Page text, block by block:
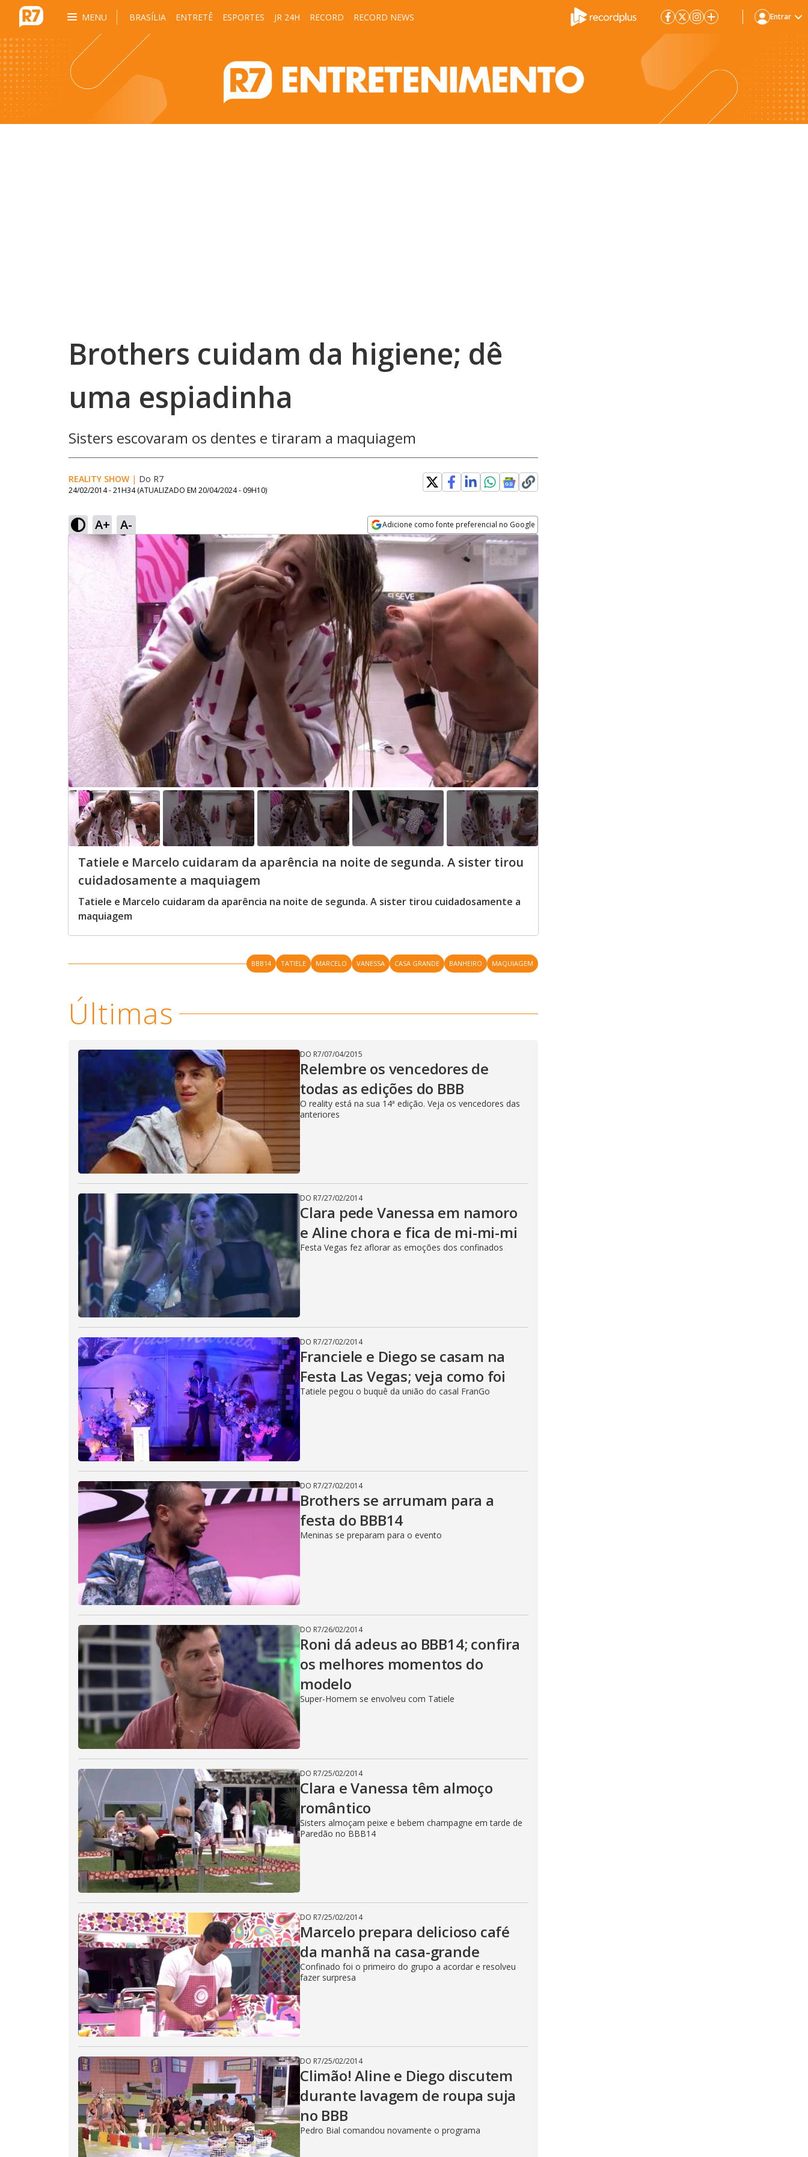
MENU BRASÍLIA ENTRETÊ ESPORTES JR 24H RECORD RECORD NEWS Entrar
Brothers cuidam da higiene; dê
uma espiadinha
Sisters escovaram os dentes e tiraram a maquiagem
REALITY SHOW | Do R7
24/02/2014 - 21H34 (ATUALIZADO EM 20/04/2024 - 09H10)
A+ A- Adicione como fonte preferencial no Google
Opens in new window
Tatiele e Marcelo cuidaram da aparência na noite de segunda. A sister tirou
cuidadosamente a maquiagem
Tatiele e Marcelo cuidaram da aparência na noite de segunda. A sister tirou cuidadosamente a
maquiagem
BBB14 TATIELE MARCELO VANESSA CASA GRANDE BANHEIRO MAQUIAGEM
Últimas
DO R7/07/04/2015
Relembre os vencedores de
todas as edições do BBB
O reality está na sua 14ª edição. Veja os vencedores das
anteriores
DO R7/27/02/2014
Clara pede Vanessa em namoro
e Aline chora e fica de mi-mi-mi
Festa Vegas fez aflorar as emoções dos confinados
DO R7/27/02/2014
Franciele e Diego se casam na
Festa Las Vegas; veja como foi
Tatiele pegou o buquê da união do casal FranGo
DO R7/27/02/2014
Brothers se arrumam para a
festa do BBB14
Meninas se preparam para o evento
DO R7/26/02/2014
Roni dá adeus ao BBB14; confira
os melhores momentos do
modelo
Super-Homem se envolveu com Tatiele
DO R7/25/02/2014
Clara e Vanessa têm almoço
romântico
Sisters almoçam peixe e bebem champagne em tarde de
Paredão no BBB14
DO R7/25/02/2014
Marcelo prepara delicioso café
da manhã na casa-grande
Confinado foi o primeiro do grupo a acordar e resolveu
fazer surpresa
DO R7/25/02/2014
Climão! Aline e Diego discutem
durante lavagem de roupa suja
no BBB
Pedro Bial comandou novamente o programa